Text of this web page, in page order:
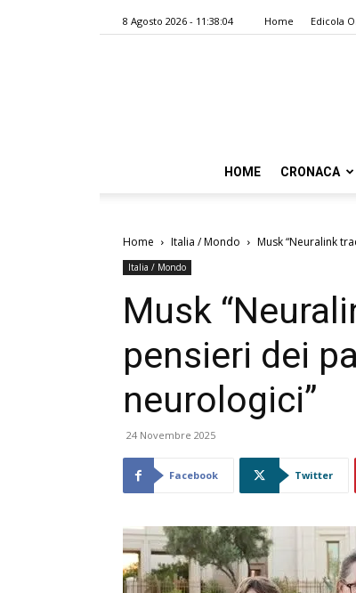
8 Agosto 2026 - 11:38:04 Home Edicola
HOME CRONACA
Home Italia / Mondo Musk “Neuralink
Italia / Mondo
Musk
pensieri dei
neurologici”
24 Novembre 2025
Facebook Twitter